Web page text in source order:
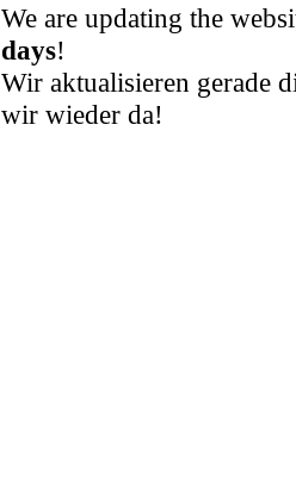
We are updating the
days!
Wir aktualisieren gerade
wir wieder da!